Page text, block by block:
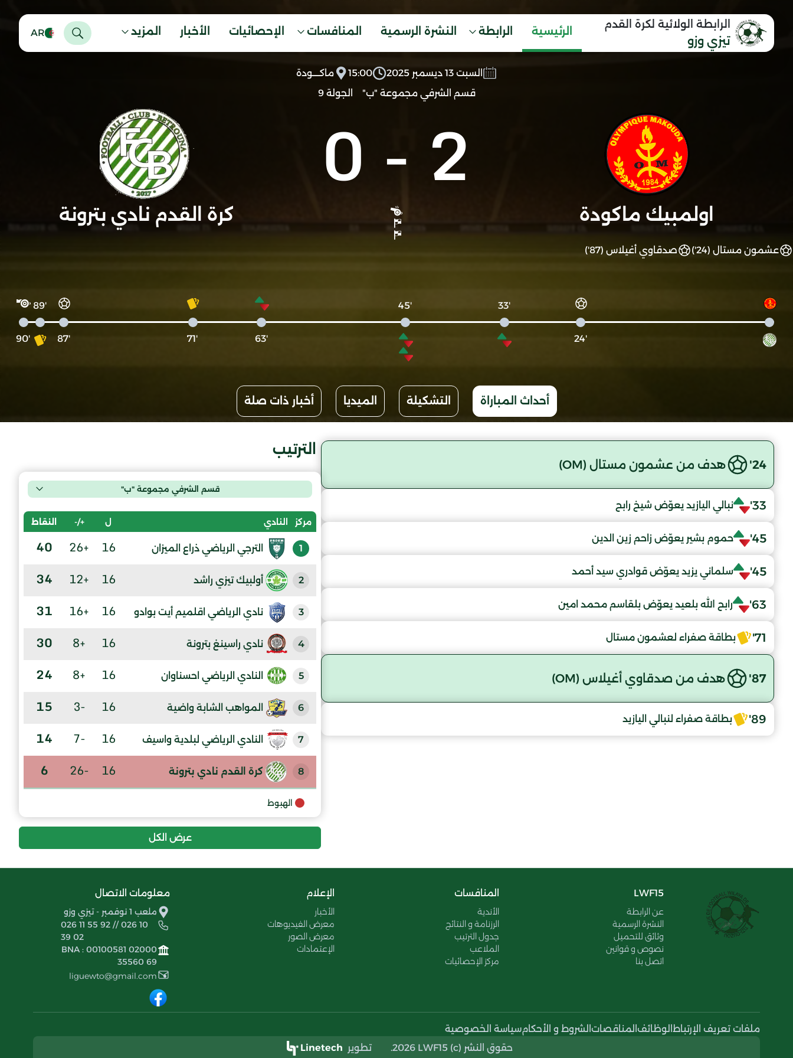
الرابطة الولائية لكرة القدم
تيزي وزو
الرئيسية الرابطة النشرة الرسمية المنافسات الإحصائيات الأخبار المزيد AR
السبت 13 ديسمبر 2025 15:00
ماكــــودة
قسم الشرفي مجموعة "ب"
الجولة 9
اولمبيك ماكودة
2
-
0
كرة القدم نادي بترونة
عشمون مستال (24') صدقاوي أغيلاس (87')
'24
'33
'45
'63
'71
'87
'89
'90
أحداث المباراة التشكيلة الميديا أخبار ذات صلة
24' هدف من عشمون مستال (OM)
33' نبالي اليازيد يعوّض شيخ رابح
45' حموم بشير يعوّض زاحم زين الدين
45' سلماني يزيد يعوّض قوادري سيد أحمد
63' رابح الله بلعيد يعوّض بلقاسم محمد امين
71' بطاقة صفراء لعشمون مستال
87' هدف من صدقاوي أغيلاس (OM)
89' بطاقة صفراء لنبالي اليازيد
الترتيب
قسم الشرفي مجموعة "ب"
مركز النادي ل +/- النقاط
1 الترجي الرياضي ذراع الميزان 16
+26
40
2 أولبيك تيزي راشد 16
+12
34
3 نادي الرياضي اقلميم أيت بوادو 16
+16
31
4 نادي راسينغ بترونة 16
+8
30
5 النادي الرياضي احسناوان 16
+8
24
6 المواهب الشابة واضية 16
-3
15
7 النادي الرياضي لبلدية واسيف 16
-7
14
8 كرة القدم نادي بترونة 16
-26
6
9
أولبيك مول الديوان إنسحاب عام
الهبوط
عرض الكل
LWF15
عن الرابطة
النشرة الرسمية
وثائق للتحميل
نصوص و قوانين
اتصل بنا
المنافسات
الأندية
الرزنامة و النتائج
جدول الترتيب
الملاعب
مركز الإحصائيات
الإعلام
الأخبار
معرض الفيديوهات
معرض الصور
الإعتمادات
معلومات الاتصال
ملعب 1 نوفمبر - تيزي وزو
026 11 55 92 // 026 10
39 02
BNA : 00100581 02000
35560 69
liguewto@gmail.com
ملفات تعريف الإرتباط الوظائف المناقصات الشروط و الأحكامسياسة الخصوصية
حقوق النشر (c) 2026 LWF15.
تطوير Linetech